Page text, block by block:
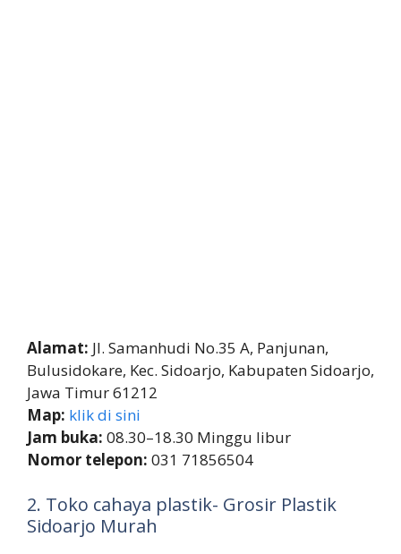
Alamat: Jl. Samanhudi No.35 A, Panjunan,
Bulusidokare, Kec. Sidoarjo, Kabupaten Sidoarjo,
Jawa Timur 61212
Map: klik di sini
Jam buka: 08.30–18.30 Minggu libur
Nomor telepon: 031 71856504
2. Toko cahaya plastik- Grosir Plastik
Sidoarjo Murah